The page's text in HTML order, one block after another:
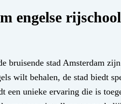
engelse
bruisende stad Amsterdam
wilt behalen, de stad biedt
een unieke ervaring die is